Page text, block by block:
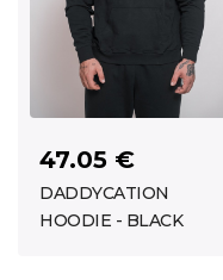
47.05 €
DADDYCATION
HOODIE - BLACK